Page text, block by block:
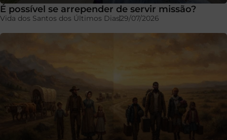
É possível se arrepender de servir missão?
Vida dos Santos dos Últimos Dias29/07/2026